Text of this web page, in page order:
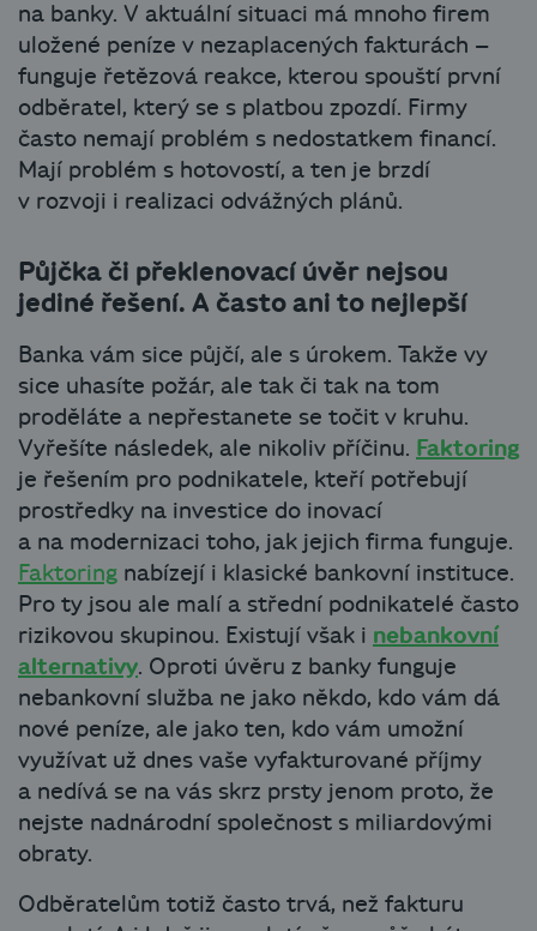
na banky. V aktuální situaci má mnoho firem
uložené peníze v nezaplacených fakturách –
funguje řetězová reakce, kterou spouští první
odběratel, který se s platbou zpozdí. Firmy
často nemají problém s nedostatkem financí.
Mají problém s hotovostí, a ten je brzdí
v rozvoji i realizaci odvážných plánů.
Půjčka či překlenovací úvěr nejsou
jediné řešení. A často ani to nejlepší
Banka vám sice půjčí, ale s úrokem. Takže vy
sice uhasíte požár, ale tak či tak na tom
proděláte a nepřestanete se točit v kruhu.
Vyřešíte následek, ale nikoliv příčinu. Faktoring
je řešením pro podnikatele, kteří potřebují
prostředky na investice do inovací
a na modernizaci toho, jak jejich firma funguje.
Faktoring nabízejí i klasické bankovní instituce.
Pro ty jsou ale malí a střední podnikatelé často
rizikovou skupinou. Existují však i nebankovní
alternativy. Oproti úvěru z banky funguje
nebankovní služba ne jako někdo, kdo vám dá
nové peníze, ale jako ten, kdo vám umožní
využívat už dnes vaše vyfakturované příjmy
a nedívá se na vás skrz prsty jenom proto, že
nejste nadnárodní společnost s miliardovými
obraty.
Odběratelům totiž často trvá, než fakturu